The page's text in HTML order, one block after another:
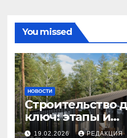
You missed
НОВОСТИ
Строительство
ключ: этапы и
планирование
19.02.2026 РЕДАКЦИЯ